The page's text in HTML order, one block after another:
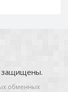
Piastrix RUB
USD
EUR
защищены.
обменных